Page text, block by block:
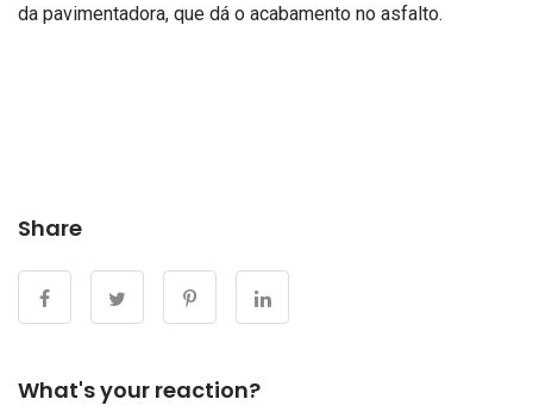
da pavimentadora, que dá o acabamento no asfalto.
Share
What's your reaction?